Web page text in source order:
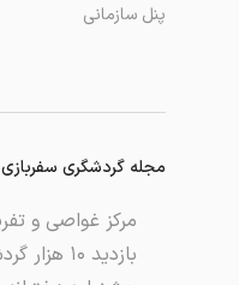
مجله گردشگری سفربازی
پنل سازمانی